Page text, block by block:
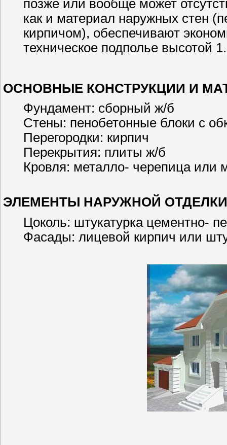
позже или вообще может
как и материал наружных стен
кирпичом), обеспечивают
техническое подполье высотой
ОСНОВНЫЕ КОНСТРУКЦИИ И
Фундамент: сборный ж/б
Стены: пенобетонные блоки с
Перегородки: кирпич
Перекрытия: плиты ж/б
Кровля: металло- черепица или
ЭЛЕМЕНТЫ НАРУЖНОЙ
Цоколь: штукатурка цементно-
Фасады: лицевой кирпич или